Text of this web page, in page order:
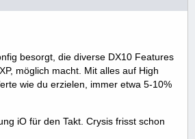
besorgt, die diverse DX10 Features
möglich macht. Mit alles auf High
wie du erzielen, immer etwa 5-10%
iO für den Takt. Crysis frisst schon